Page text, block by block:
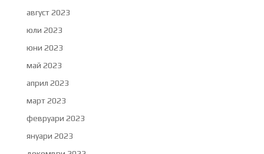
август 2023
юли 2023
юни 2023
май 2023
април 2023
март 2023
февруари 2023
януари 2023